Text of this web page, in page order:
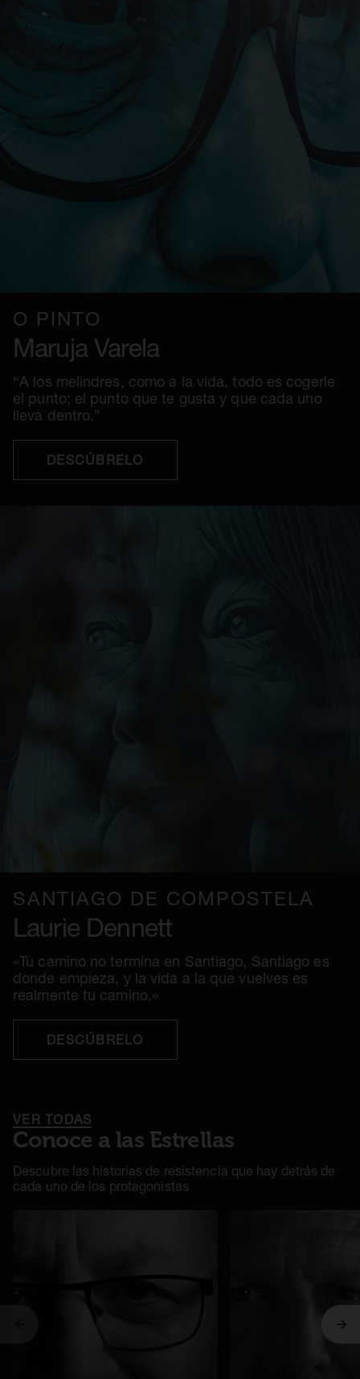
O PINTO
Maruja Varela
“A los melindres, como a la vida, todo es cogerle
el punto; el punto que te gusta y que cada uno
lleva dentro.”
DESCÚBRELO
SANTIAGO DE COMPOSTELA
Laurie Dennett
«Tu camino no termina en Santiago, Santiago es
donde empieza, y la vida a la que vuelves es
realmente tu camino.»
DESCÚBRELO
Conoce a las Estrellas
VER TODAS
Descubre las historias de resistencia que hay detrás de
cada uno de los protagonistas